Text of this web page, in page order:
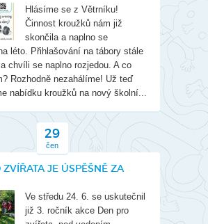
Hlásíme se z Větrníku!
Činnost kroužků nám již
skončila a naplno se
léto. Přihlašování na tábory stále
chvíli se naplno rozjedou. A co
Rozhodně nezahálíme! Už teď
nabídku kroužků na nový školní...
29
čen
ZVÍŘATA JE ÚSPĚŠNĚ ZA
Ve středu 24. 6. se uskutečnil
již 3. ročník akce Den pro